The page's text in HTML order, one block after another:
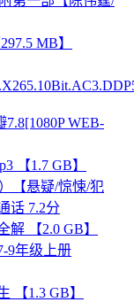
MB】
WEB-
【1.7 GB】
【悬疑/惊悚/犯
话 7.2分
解 【2.0 GB】
9年级上册
【1.3 GB】